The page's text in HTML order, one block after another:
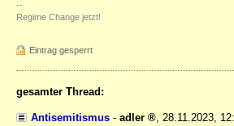
--
Regime Change jetzt!
Eintrag gesperrt
gesamter Thread:
Antisemitismus - adler , 28.11.2023,